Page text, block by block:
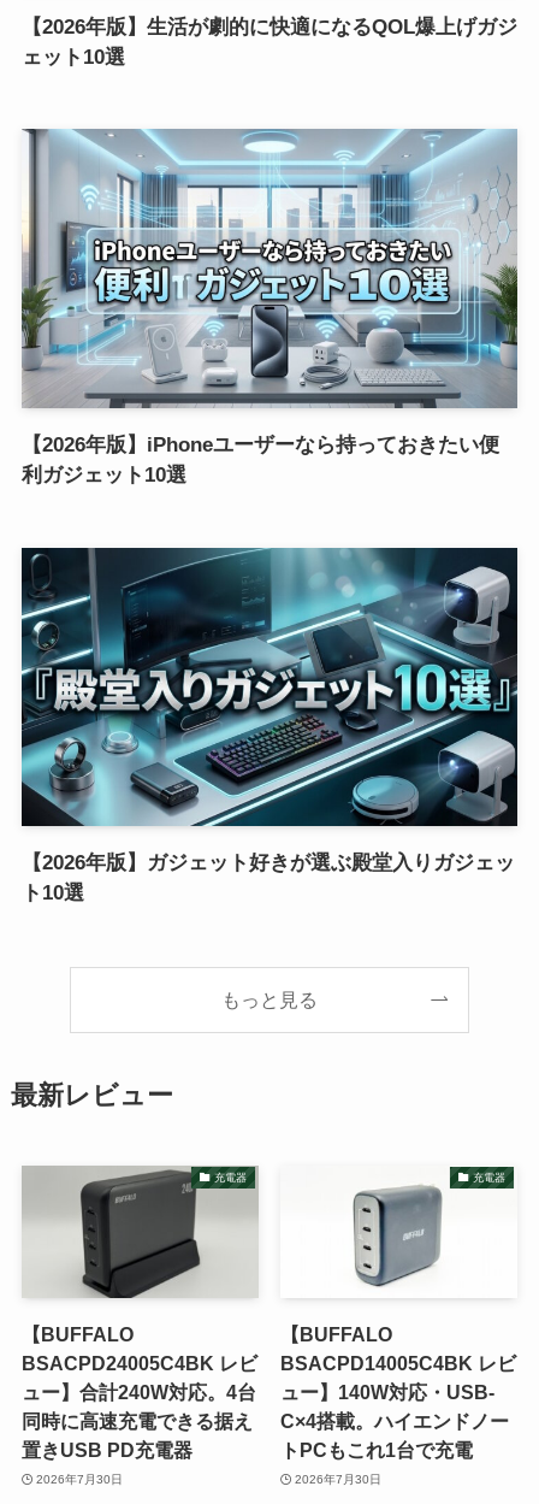
【2026年版】生活が劇的に快適になるQOL爆上げガジ
ェット10選
【2026年版】iPhoneユーザーなら持っておきたい便
利ガジェット10選
【2026年版】ガジェット好きが選ぶ殿堂入りガジェッ
ト10選
もっと見る
最新レビュー
充電器
【BUFFALO
BSACPD24005C4BK レビ
ュー】合計240W対応。4台
同時に高速充電できる据え
置きUSB PD充電器
2026年7月30日
充電器
【BUFFALO
BSACPD14005C4BK レビ
ュー】140W対応・USB-
C×4搭載。ハイエンドノー
トPCもこれ1台で充電
2026年7月30日